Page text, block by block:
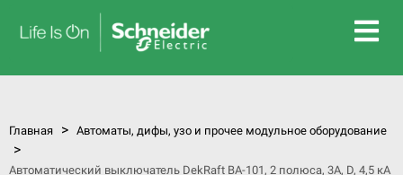
Главная > Автоматы, дифы, узо и прочее модульное оборудование
>
Автоматический выключатель DekRaft ВА-101, 2 полюса, 3А, D, 4,5 кА